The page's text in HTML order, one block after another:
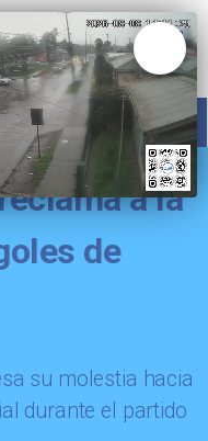
DEPORTES
a la
de
su molestia hacia
durante el partido